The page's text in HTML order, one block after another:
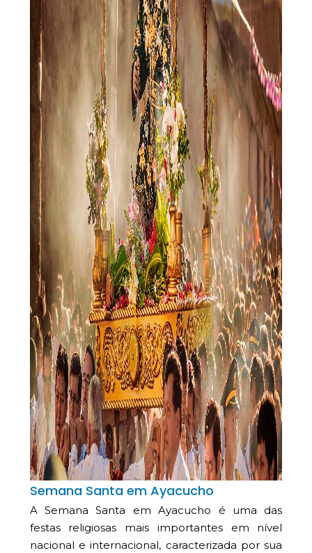
Semana Santa em Ayacucho
A Semana Santa em Ayacucho é uma das
festas religiosas mais importantes em nível
nacional e internacional, caracterizada por sua